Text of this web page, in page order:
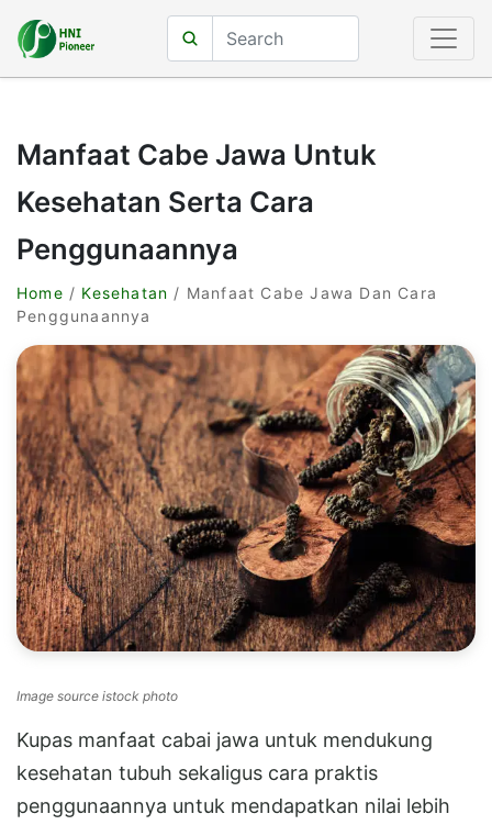
Manfaat Cabe Jawa Untuk
Kesehatan Serta Cara
Penggunaannya
Home / Kesehatan / Manfaat Cabe Jawa Dan Cara
Penggunaannya
Image source istock photo
Kupas manfaat cabai jawa untuk mendukung
kesehatan tubuh sekaligus cara praktis
penggunaannya untuk mendapatkan nilai lebih